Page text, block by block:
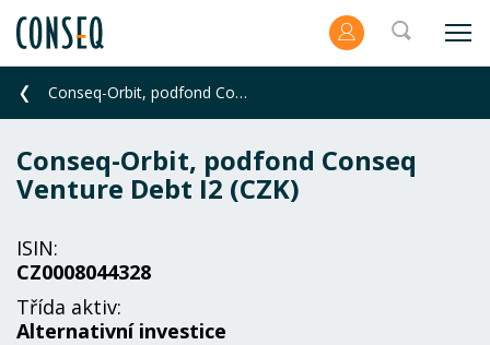
Conseq-Orbit, podfond Conseq Venture Debt I2 (CZK)
Conseq-Orbit, podfond Conseq
Venture Debt I2 (CZK)
ISIN:
CZ0008044328
Třída aktiv:
Alternativní investice